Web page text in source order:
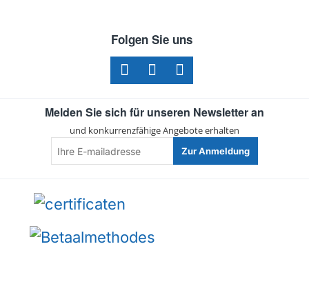
Folgen Sie uns
Melden Sie sich für unseren Newsletter an
und konkurrenzfähige Angebote erhalten
E-
mailadresse
Zur Anmeldung